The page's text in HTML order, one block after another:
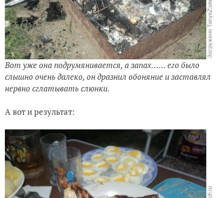
Вот уже она подрумянивается, а запах…… его было
слышно очень далеко, он дразнил обоняние и заставлял
нервно сглатывать слюнки.
А вот и результат: